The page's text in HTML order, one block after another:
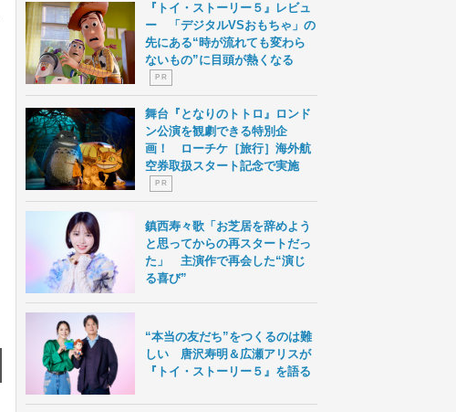
『トイ・ストーリー５』レビュ
ー 「デジタルVSおもちゃ」の
先にある“時が流れても変わら
ないもの”に目頭が熱くなる
P R
舞台『となりのトトロ』ロンド
ン公演を観劇できる特別企
画！ ローチケ［旅行］海外航
空券取扱スタート記念で実施
P R
鎮西寿々歌「お芝居を辞めよう
と思ってからの再スタートだっ
た」 主演作で再会した“演じ
る喜び”
“本当の友だち”をつくるのは難
しい 唐沢寿明＆広瀬アリスが
『トイ・ストーリー５』を語る